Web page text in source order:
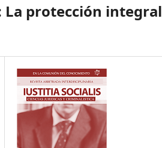
La protección integral